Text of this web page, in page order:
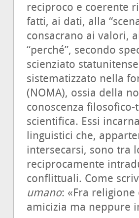
reciproco e coerente
fatti, ai dati, alla
consacrano ai valori,
“perché”, secondo
scienziato
sistematizzato nella
(NOMA), ossia della
conoscenza
scientifica. Essi
linguistici che,
intersecarsi, sono tra
reciprocamente
conflittuali. Come
umano: «Fra
amicizia ma neppure